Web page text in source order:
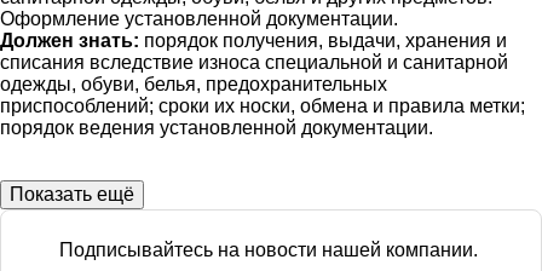
Оформление установленной документации.
Должен знать: порядок получения, выдачи, хранения и
списания вследствие износа специальной и санитарной
одежды, обуви, белья, предохранительных
приспособлений; сроки их носки, обмена и правила метки;
порядок ведения установленной документации.
Показать ещё
Подписывайтесь на новости нашей компании.